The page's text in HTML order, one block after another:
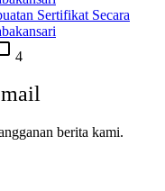
Sertifikat Secara
4
berita kami.